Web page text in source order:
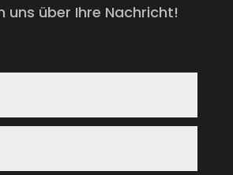
uns über Ihre Nachricht!